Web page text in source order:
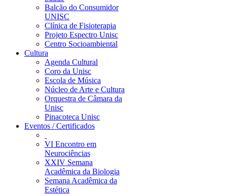
Balcão do Consumidor
UNISC
Clínica de Fisioterapia
Projeto Espectro Unisc
Centro Socioambiental
Cultura
Agenda Cultural
Coro da Unisc
Escola de Música
Núcleo de Arte e Cultura
Orquestra de Câmara da
Unisc
Pinacoteca Unisc
Eventos / Certificados
VI Encontro em
Neurociências
XXIV Semana
Acadêmica da Biologia
Semana Acadêmica da
Estética